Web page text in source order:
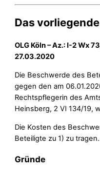
Das
OLG Köln – Az.: I-2 Wx
27.03.2020
Die Beschwerde des
gegen den am
Rechtspflegerin des
Heinsberg, 2 VI 134/19,
Die Kosten des
Beteiligte zu 1) zu tragen.
Gründe